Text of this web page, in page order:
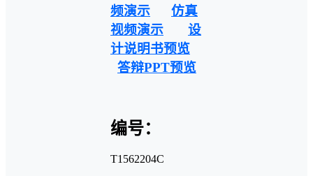
频演示
仿真
视频演示
设
计说明书预览
答辩PPT预览
编号：
T1562204C